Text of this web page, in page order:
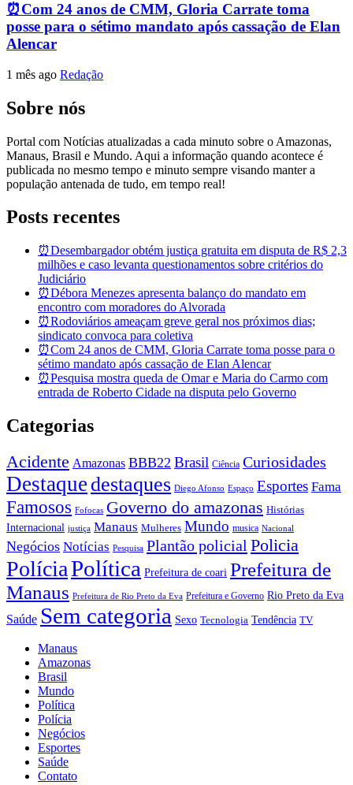
⏰Com 24 anos de CMM, Gloria Carrate toma
posse para o sétimo mandato após cassação de Elan
Alencar
1 mês ago Redação
Sobre nós
Portal com Notícias atualizadas a cada minuto sobre o Amazonas,
Manaus, Brasil e Mundo. Aqui a informação quando acontece é
publicada no mesmo tempo e minuto sempre visando manter a
população antenada de tudo, em tempo real!
Posts recentes
⏰Desembargador obtém justiça gratuita em disputa de R$ 2,3
milhões e caso levanta questionamentos sobre critérios do
Judiciário
⏰Débora Menezes apresenta balanço do mandato em
encontro com moradores do Alvorada
⏰Rodoviários ameaçam greve geral nos próximos dias;
sindicato convoca para coletiva
⏰Com 24 anos de CMM, Gloria Carrate toma posse para o
sétimo mandato após cassação de Elan Alencar
⏰Pesquisa mostra queda de Omar e Maria do Carmo com
entrada de Roberto Cidade na disputa pelo Governo
Categorias
Acidente Amazonas BBB22 Brasil Ciência Curiosidades
Destaque destaques Diego Afonso Espaço Esportes Fama
Famosos Fofocas Governo do amazonas Histórias
Internacional justiça Manaus Mulheres Mundo musica Nacional
Negócios Notícias Pesquisa Plantão policial Policia
PolíciaPolítica Prefeitura de coari Prefeitura de
Manaus Prefeitura de Rio Preto da Eva Prefeitura e Governo Rio Preto da Eva
Saúde Sem categoria Sexo Tecnologia Tendência TV
Manaus
Amazonas
Brasil
Mundo
Política
Polícia
Negócios
Esportes
Saúde
Contato